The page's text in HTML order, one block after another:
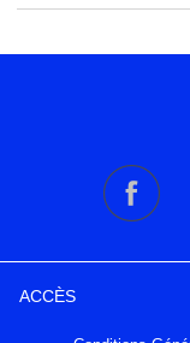
ACCÈS